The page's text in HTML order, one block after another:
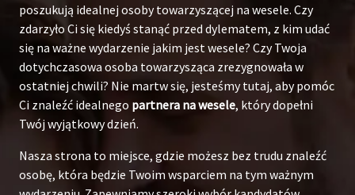
poszukują idealnej osoby towarzyszącej na wesele. Czy
zdarzyło Ci się kiedyś stanąć przed dylematem, z kim udać
się na ważne wydarzenie jakim jest wesele? Czy Twoja
dotychczasowa osoba towarzysząca zrezygnowała w
ostatniej chwili? Nie martw się, jesteśmy tutaj, aby pomóc
Ci znaleźć idealnego partnera na wesele, który dopełni
Twój wyjątkowy dzień.
Nasza strona to miejsce, gdzie możesz bez trudu znaleźć
osobę, która będzie Twoim wsparciem na tym ważnym